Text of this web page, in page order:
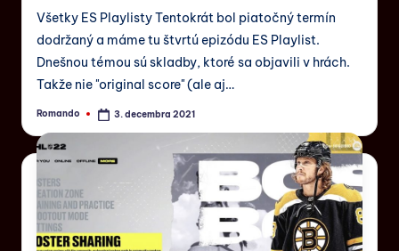
Všetky ES Playlisty Tentokrát bol piatočný termín
dodržaný a máme tu štvrtú epizódu ES Playlist.
Dnešnou témou sú skladby, ktoré sa objavili v hrách.
Takže nie "original score" (ale aj…
Romando 3. decembra 2021